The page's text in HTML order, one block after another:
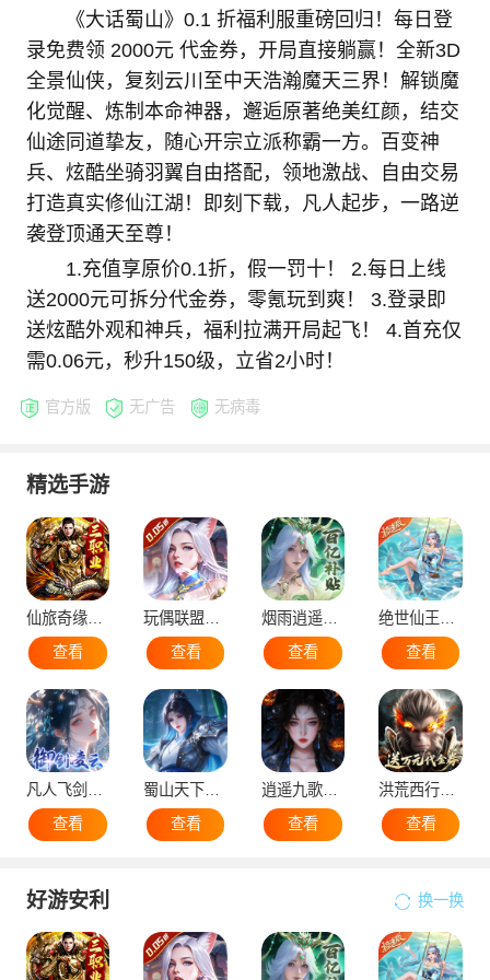
《大话蜀山》0.1 折福利服重磅回归！每日登
录免费领 2000元 代金券，开局直接躺赢！全新3D
全景仙侠，复刻云川至中天浩瀚魔天三界！解锁魔
化觉醒、炼制本命神器，邂逅原著绝美红颜，结交
仙途同道挚友，随心开宗立派称霸一方。百变神
兵、炫酷坐骑羽翼自由搭配，领地激战、自由交易
打造真实修仙江湖！即刻下载，凡人起步，一路逆
袭登顶通天至尊！
1.充值享原价0.1折，假一罚十！ 2.每日上线
送2000元可拆分代金券，零氪玩到爽！ 3.登录即
送炫酷外观和神兵，福利拉满开局起飞！ 4.首充仅
需0.06元，秒升150级，立省2小时！
官方版 无广告 无病毒
精选手游
仙旅奇缘（经典传奇三职业）
查看
查看
烟雨逍遥（5折30倍返利版）
查看
查看
凡人飞剑（0.1折仙女管家甜蜜助阵）
查看
蜀山天下（0.1折免费版）
查看
逍遥九歌行（0.1折10亿钻石开局）
查看
洪荒西行录（0.1折万元真充高爆版）
查看
好游安利 换一换